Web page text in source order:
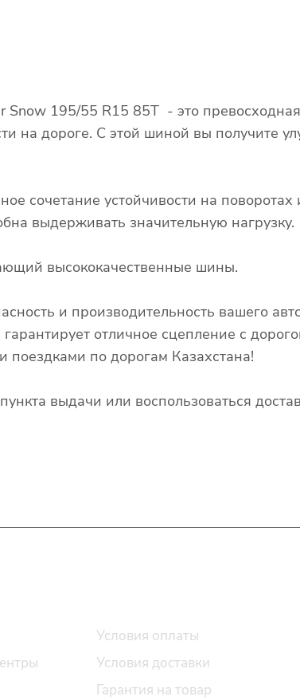
195/55 R15 85T - это
на дороге. С этой шиной вы получите
сочетание устойчивости на
выдерживать значительную нагрузку.
высококачественные шины.
и производительность вашего
отличное сцепление с
по дорогам Казахстана!
выдачи или воспользоваться
Условия оплаты
Условия доставки
Гарантия на товар